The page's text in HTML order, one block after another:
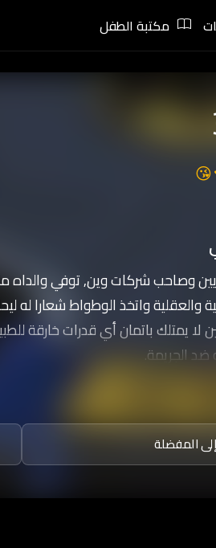
مكتبة الطفل
😘
وصاحب شركات وين, توفي والداه
والعقلية واتخذ الوطواط شعارا له
يمتلك باتمان أي قدرات خارقة
ضد الجريمة.
غوثام, ويساعده العديد من
المفضلة